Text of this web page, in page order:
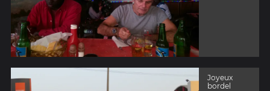
Joyeux
bordel